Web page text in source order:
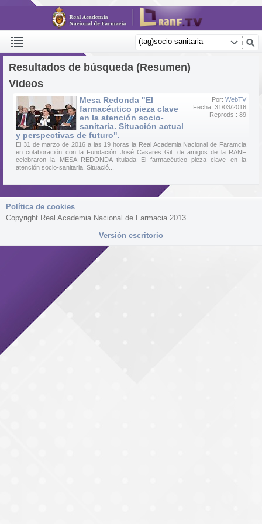
Resultados de búsqueda (Resumen)
Videos
Por: WebTV
Fecha: 31/03/2016
Reprods.: 89
Mesa Redonda "El
farmacéutico pieza clave
en la atención socio-
sanitaria. Situación actual
y perspectivas de futuro".
El 31 de marzo de 2016 a las 19 horas la Real Academia Nacional de Faramcia
en colaboración con la Fundación José Casares Gil, de amigos de la RANF
celebraron la MESA REDONDA titulada El farmacéutico pieza clave en la
atención socio-sanitaria. Situació...
Política de cookies
Copyright Real Academia Nacional de Farmacia 2013
Versión escritorio